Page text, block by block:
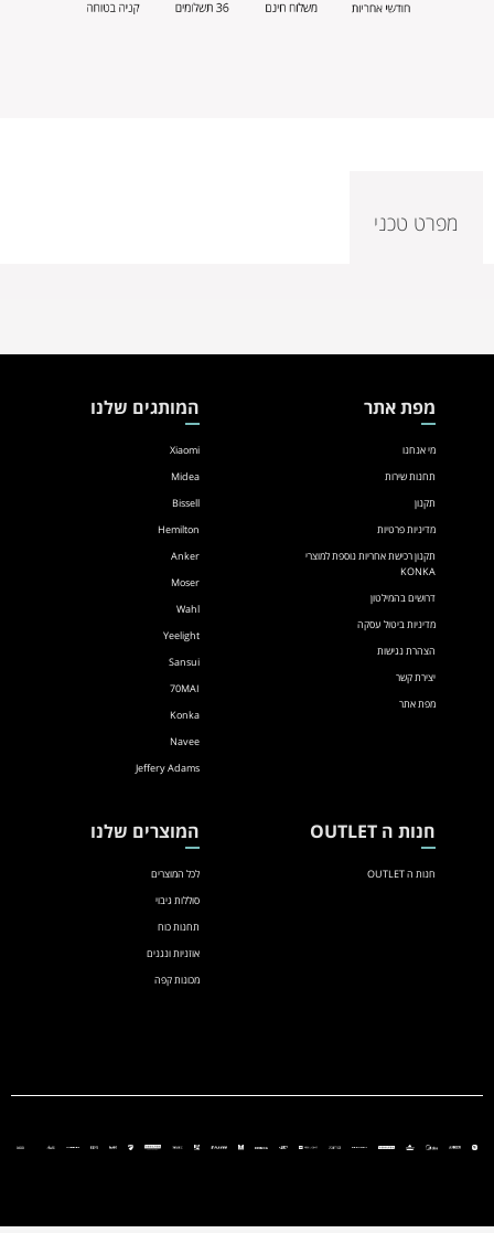
מפרט טכני
מפת אתר
מי אנחנו
תחנות שירות
תקנון
מדיניות פרטיות
תקנון רכישת אחריות נוספת למוצרי
KONKA
דרושים בהמילטון
מדיניות ביטול עסקה
הצהרת נגישות
יצירת קשר
מפת אתר
המותגים שלנו
Xiaomi
Midea
Bissell
Hemilton
Anker
Moser
Wahl
Yeelight
Sansui
70MAI
Konka
Navee
Jeffery Adams
חנות ה OUTLET
חנות ה OUTLET
המוצרים שלנו
לכל המוצרים
סוללות גיבוי
תחנות כוח
אוזניות ונגנים
מכונות קפה